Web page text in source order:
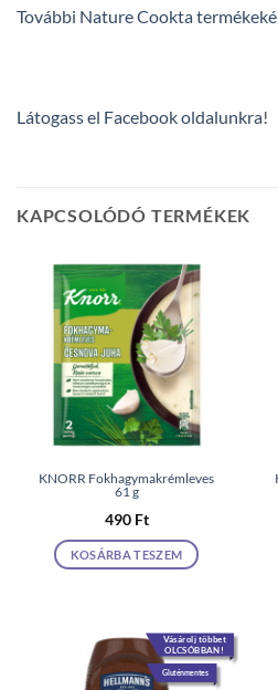
További Nature Cookta
Látogass el Facebook oldalunkra!
KAPCSOLÓDÓ TERMÉKEK
KNORR Fokhagymakrémleves
61 g
490 Ft
KOSÁRBA TESZEM
Vásárolj többet
OLCSÓBBAN!
Gluténmentes